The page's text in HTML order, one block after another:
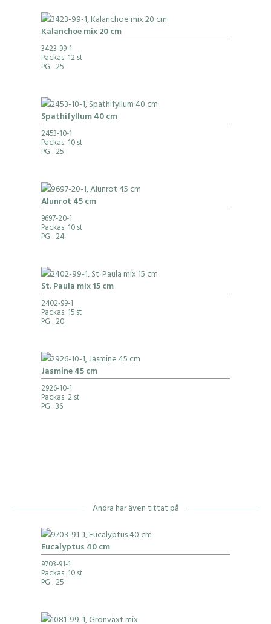
Kalanchoe mix 20 cm
3423-99-1
Packas: 12 st
PG : 25
Spathifyllum 40 cm
2453-10-1
Packas: 10 st
PG : 25
Alunrot 45 cm
9697-20-1
Packas: 10 st
PG : 24
St. Paula mix 15 cm
2402-99-1
Packas: 15 st
PG : 20
Jasmine 45 cm
2926-10-1
Packas: 2 st
PG : 36
Andra har även tittat på
Eucalyptus 40 cm
9703-91-1
Packas: 10 st
PG : 25